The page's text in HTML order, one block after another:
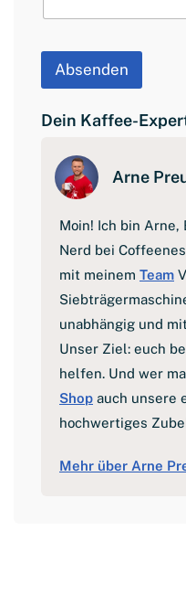
i
l
Absenden
Dein Kaffee-
Arne
Moin! Ich bin Arne,
Nerd bei
mit meinem Team
unabhängig und
Unser Ziel: euch
helfen. Und wer
Shop auch unsere
hochwertiges
Mehr über Arne